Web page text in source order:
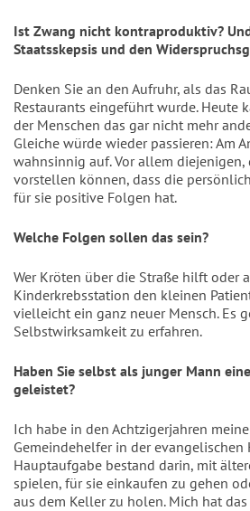
Ist Zwang nicht kontraproduktiv?
Staatsskepsis und den
Denken Sie an den Aufruhr, als das
Restaurants eingeführt wurde. Heute
der Menschen das gar nicht mehr
Gleiche würde wieder passieren: Am
wahnsinnig auf. Vor allem diejenigen,
vorstellen können, dass die
für sie positive Folgen hat.
Welche Folgen sollen das sein?
Wer Kröten über die Straße hilft oder
Kinderkrebsstation den kleinen
vielleicht ein ganz neuer Mensch. Es
Selbstwirksamkeit zu erfahren.
Haben Sie selbst als junger Mann
geleistet?
Ich habe in den Achtzigerjahren
Gemeindehelfer in der evangelischen
Hauptaufgabe bestand darin, mit
spielen, für sie einkaufen zu gehen
aus dem Keller zu holen. Mich hat